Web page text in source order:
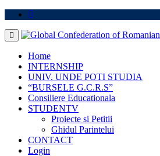
Skip
content
Home
INTERNSHIP
UNIV. UNDE POTI STUDIA
“BURSELE G.C.R.S”
Consiliere Educationala
STUDENTV
Proiecte si Petitii
Ghidul Parintelui
CONTACT
Login